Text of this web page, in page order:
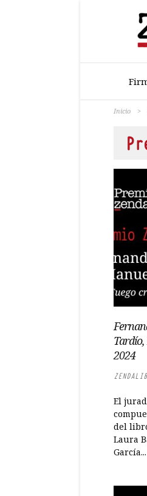
Inicio >
2024
El
del
Laura
García...